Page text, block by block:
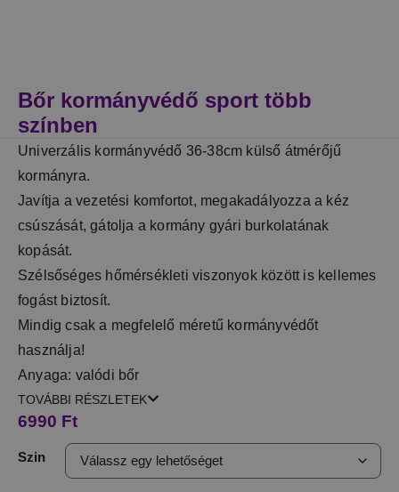
Bőr kormányvédő sport több
színben
Univerzális kormányvédő 36-38cm külső átmérőjű
kormányra.
Javítja a vezetési komfortot, megakadályozza a kéz
csúszását, gátolja a kormány gyári burkolatának
kopását.
Szélsőséges hőmérsékleti viszonyok között is kellemes
fogást biztosít.
Mindig csak a megfelelő méretű kormányvédőt
használja!
Anyaga: valódi bőr
TOVÁBBI RÉSZLETEK
6990 Ft
Szin